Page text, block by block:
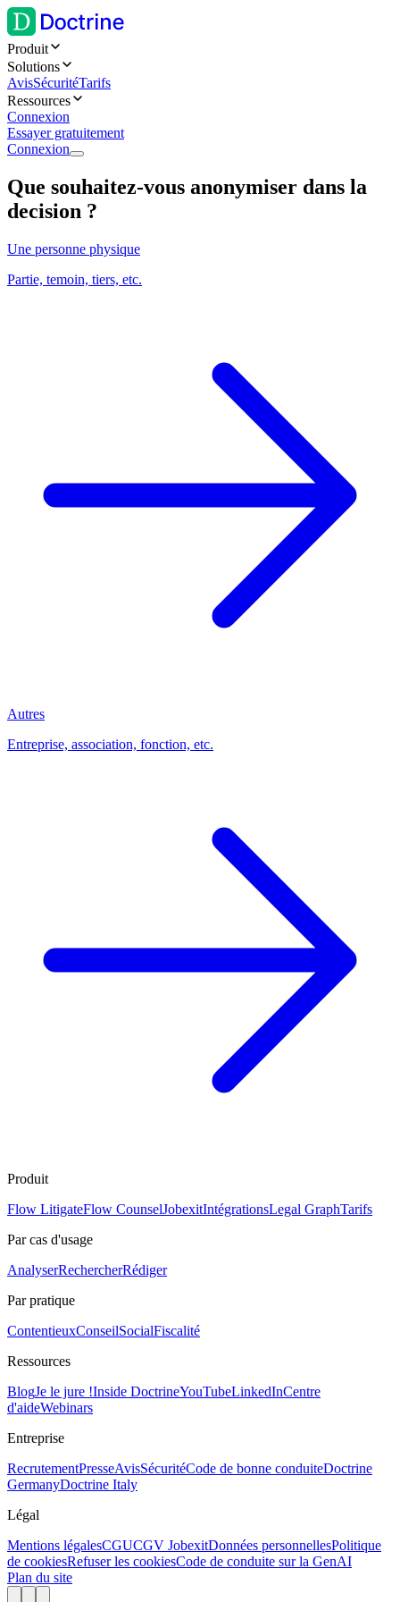
Produit
Solutions
AvisSécuritéTarifs
Ressources
Connexion
Essayer gratuitement
Connexion
Que souhaitez-vous anonymiser dans la
decision ?
Une personne physique
Partie, temoin, tiers, etc.
Autres
Entreprise, association, fonction, etc.
Produit
Flow LitigateFlow CounselJobexitIntégrationsLegal GraphTarifs
Par cas d'usage
AnalyserRechercherRédiger
Par pratique
ContentieuxConseilSocialFiscalité
Ressources
BlogJe le jure !Inside DoctrineYouTubeLinkedInCentre
d'aideWebinars
Entreprise
RecrutementPresseAvisSécuritéCode de bonne conduiteDoctrine
GermanyDoctrine Italy
Légal
Mentions légalesCGUCGV JobexitDonnées personnellesPolitique
de cookiesRefuser les cookiesCode de conduite sur la GenAI
Plan du site